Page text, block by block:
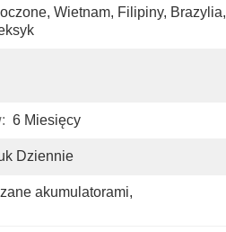
Wietnam, Filipiny, Brazylia,
6 Miesięcy
Dziennie
akumulatorami,